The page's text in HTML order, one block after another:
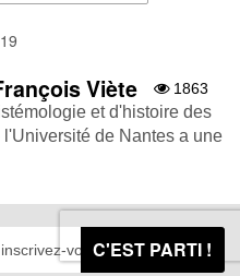
1863
Viète
et d'histoire des
de Nantes a une
C'EST PARTI !